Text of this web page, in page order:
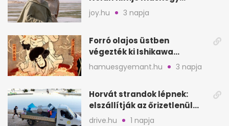
mutat, mint Homérosz
joy.hu 3 napja
Forró olajos üstben
végezték ki Ishikawa
Goemont, Japán Robin
Hoodját
hamuesgyemant.hu 3 napja
Horvát strandok lépnek:
elszállítják az őrizetlenül
hagyott törölközőket
drive.hu 1 napja